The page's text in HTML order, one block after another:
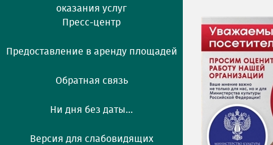
оказания услуг
Пресс-центр
Предоставление в аренду площадей
Обратная связь
Ни дня без даты...
Версия для слабовидящих